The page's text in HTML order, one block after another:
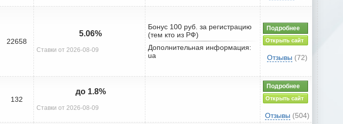
22658
5.06%
Ставки от 2026-08-09
Бонус 100 руб. за регистрацию
(тем кто из РФ)
Дополнительная информация:
ua
Подробнее
Открыть сайт
Отзывы (72)
132
до 1.8%
Ставки от 2026-08-09
Подробнее
Открыть сайт
Отзывы (504)